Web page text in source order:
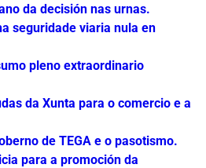
da decisión nas urnas.
seguridade viaria nula en
pleno extraordinario
da Xunta para o comercio e a
de TEGA e o pasotismo.
para a promoción da